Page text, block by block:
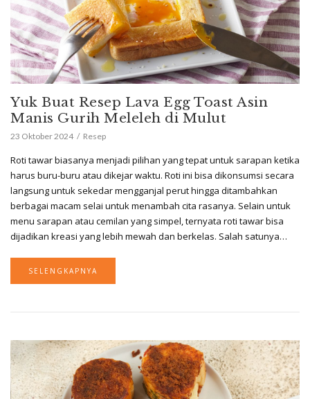
Yuk Buat Resep Lava Egg Toast Asin
Manis Gurih Meleleh di Mulut
23 Oktober 2024 Resep
Roti tawar biasanya menjadi pilihan yang tepat untuk sarapan ketika
harus buru-buru atau dikejar waktu. Roti ini bisa dikonsumsi secara
langsung untuk sekedar mengganjal perut hingga ditambahkan
berbagai macam selai untuk menambah cita rasanya. Selain untuk
menu sarapan atau cemilan yang simpel, ternyata roti tawar bisa
dijadikan kreasi yang lebih mewah dan berkelas. Salah satunya…
SELENGKAPNYA